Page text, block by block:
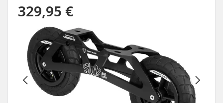
329,95 €